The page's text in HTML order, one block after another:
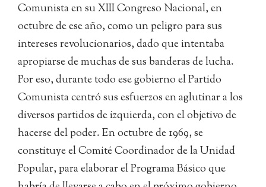
Comunista en su XIII Congreso Nacional, en
octubre de ese año, como un peligro para sus
intereses revolucionarios, dado que intentaba
apropiarse de muchas de sus banderas de lucha.
Por eso, durante todo ese gobierno el Partido
Comunista centró sus esfuerzos en aglutinar a los
diversos partidos de izquierda, con el objetivo de
hacerse del poder. En octubre de 1969, se
constituye el Comité Coordinador de la Unidad
Popular, para elaborar el Programa Básico que